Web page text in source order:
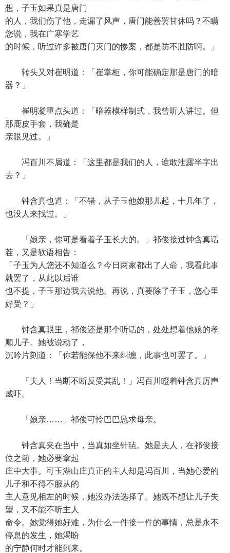
想，子玉如果真是唐门
的人，我们伤了他，走漏了风声，唐门能善罢甘休吗？不瞒
您说，我在广寒学艺
的时候，听过许多被唐门灭门的惨案，都是防不胜防啊。」
转头又对崔明道：「崔掌柜，你可能确定那是唐门的暗
器？」
崔明凝重点头道：「暗器模样制式，我曾听人讲过。但
那鹿皮手套，我确是
亲眼见过。」
冯百川不屑道：「这里都是我们的人，谁敢泄露半字出
去？」
钟含真也道：「不错，从子玉他娘那儿起，十几年了，
也没人来找过。」
「娘亲，你可是看着子玉长大的。」祁俊接过钟含真话
茬，又是软语相告：
「子玉为人您还不知道么？今日两家都出了人命，我看此事
就罢了，从此以后谁
也不提，子玉那边我去说他。再说，真要除了子玉，您心里
好受？」
钟含真眼里，祁俊还是那个听话的，处处想着他娘的孝
顺儿子。她被说动了，
沉吟片刻道：「你若能保他不来纠缠，此事也可罢了。」
「夫人！当断不断反受其乱！」冯百川瞪着钟含真厉声
威吓。
「娘亲……」祁俊可怜巴巴恳求母亲。
钟含真夹在当中，当真如坐针毡。她是夫人，在祁俊接
位之前，她必要拿起
庄中大事。可玉湖山庄真正的主人却是冯百川，当她心爱的
儿子和不得不服从的
主人意见相左的时候，她没办法选择了。她既不想让儿子失
望，又不能不听主人
命令。她觉得她好难，为什么一件接一件的事情，总是永不
停息的发生，她渴盼
的宁静何时才能到来。